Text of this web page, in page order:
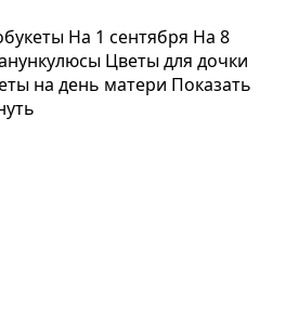
На 1 сентября На 8
Цветы для дочки
на день матери Показать